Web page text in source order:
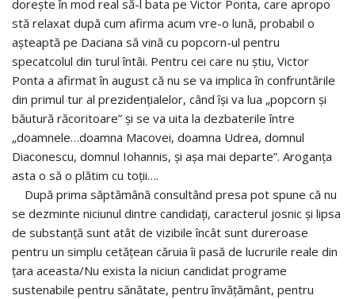
dorește în mod real să-l bata pe Victor Ponta, care apropo
stă relaxat după cum afirma acum vre-o lună, probabil o
așteaptă pe Daciana să vină cu popcorn-ul pentru
specatcolul din turul întâi. Pentru cei care nu știu, Victor
Ponta a afirmat în august că nu se va implica în confruntările
din primul tur al prezidenţialelor, când îşi va lua „popcorn şi
băutură răcoritoare” şi se va uita la dezbaterile între
„doamnele…doamna Macovei, doamna Udrea, domnul
Diaconescu, domnul Iohannis, şi aşa mai departe”. Aroganța
asta o să o plătim cu toții….
După prima săptămână consultând presa pot spune că nu
se dezminte niciunul dintre candidați, caracterul josnic și lipsa
de substanță sunt atât de vizibile încât sunt dureroase
pentru un simplu cetățean căruia îi pasă de lucrurile reale din
țara aceasta/Nu exista la niciun candidat programe
sustenabile pentru sănătate, pentru învățământ, pentru